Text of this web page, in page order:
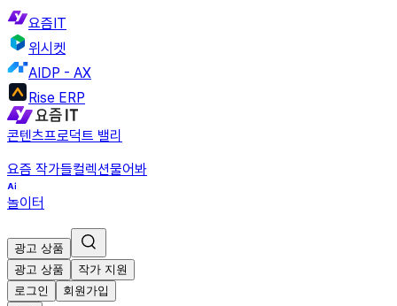
요즘IT
위시켓
AIDP - AX
Rise ERP
콘텐츠프로덕트 밸리
요즘 작가들컬렉션물어봐
놀이터
광고 상품
광고 상품
작가 지원
로그인
회원가입